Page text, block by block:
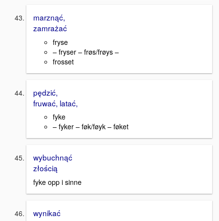
marznąć,
zamrażać
fryse
– fryser – frøs/frøys –
frosset
pędzić,
fruwać, latać,
fyke
– fyker – føk/føyk – føket
wybuchnąć
złością
fyke opp i sinne
wynikać